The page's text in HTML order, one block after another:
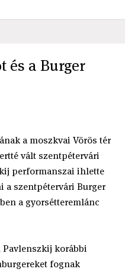
és a Burger
a moszkvai Vörös tér
vált szentpétervári
performanszai ihlette
a szentpétervári Burger
a gyorsétteremlánc
korábbi
fognak